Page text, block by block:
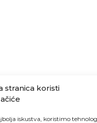
stranica koristi
iskustva, koristimo